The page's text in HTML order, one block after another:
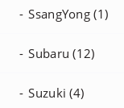
SsangYong (1)
Subaru (12)
Suzuki (4)